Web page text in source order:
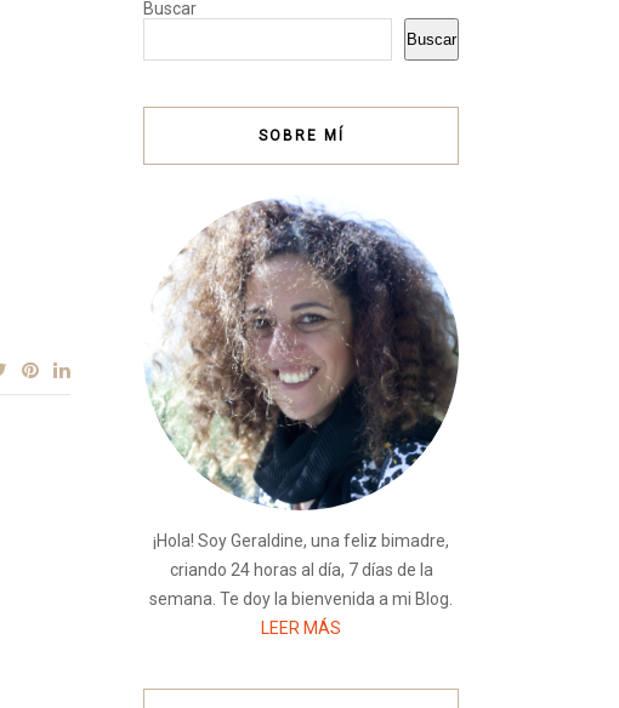
Buscar
Buscar
SOBRE MÍ
¡Hola! Soy Geraldine, una feliz bimadre,
criando 24 horas al día, 7 días de la
semana. Te doy la bienvenida a mi Blog.
LEER MÁS